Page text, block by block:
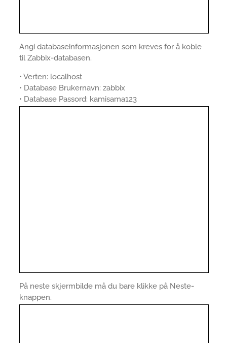
Angi databaseinformasjonen som kreves for å koble
til Zabbix-databasen.
• Verten: localhost
• Database Brukernavn: zabbix
• Database Passord: kamisama123
På neste skjermbilde må du bare klikke på Neste-
knappen.